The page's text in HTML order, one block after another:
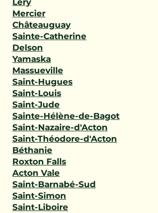
Léry
Mercier
Châteauguay
Sainte-Catherine
Delson
Yamaska
Massueville
Saint-Hugues
Saint-Louis
Saint-Jude
Sainte-Hélène-de-Bagot
Saint-Nazaire-d'Acton
Saint-Théodore-d'Acton
Béthanie
Roxton Falls
Acton Vale
Saint-Barnabé-Sud
Saint-Simon
Saint-Liboire